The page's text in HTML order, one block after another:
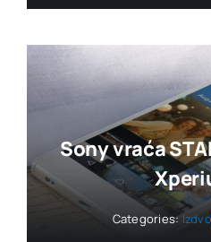
Sony vraća
Categories: